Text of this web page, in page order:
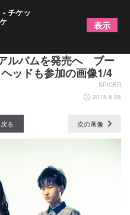
・インストバン
ルバムを発売へ ブー
ッドも参加の画像1/4
SPICER
2018.6.28
る 次の画像
- チケッ
表示